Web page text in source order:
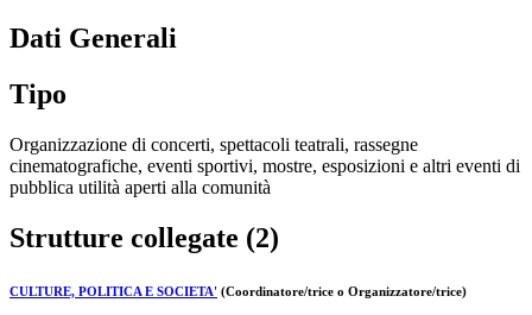
Dati Generali
Tipo
Organizzazione di concerti, spettacoli teatrali, rassegne
cinematografiche, eventi sportivi, mostre, esposizioni e altri eventi di
pubblica utilità aperti alla comunità
Strutture collegate (2)
CULTURE, POLITICA E SOCIETA' (Coordinatore/trice o Organizzatore/trice)